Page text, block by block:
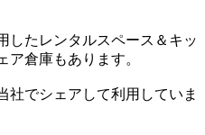
したレンタルスペース＆キッ
倉庫もあります。
社でシェアして利用していま